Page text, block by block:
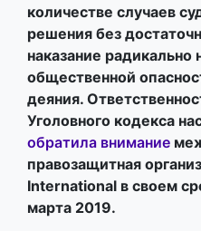
количестве случаев
решения без
наказание радикально
общественной
деяния.
Уголовного кодекса
обратила внимание
правозащитная
International в своем
марта 2019.